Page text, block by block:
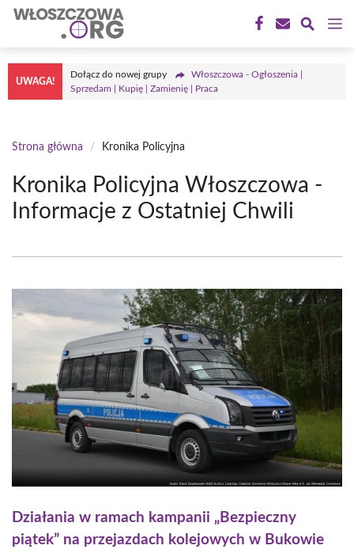
Przejdź
treści
UWAGA!
Dołącz do nowej grupy
Włoszczowa - Ogłoszenia |
Sprzedam | Kupię | Zamienię | Praca
Strona główna / Kronika Policyjna
Kronika Policyjna Włoszczowa -
Informacje z Ostatniej Chwili
Działania w ramach kampanii „Bezpieczny
piątek” na przejazdach kolejowych w Bukowie